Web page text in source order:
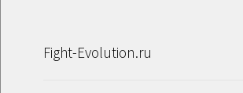
Fight-Evolution.ru